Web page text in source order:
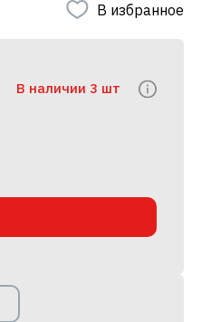
В избранное
В наличии 3 шт